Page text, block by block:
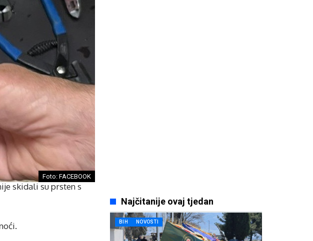
Foto: FACEBOOK
skidali su prsten s
Najčitanije ovaj tjedan
BIH NOVOSTI